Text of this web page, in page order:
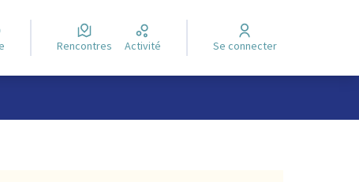
Rencontres Activité Se connecter